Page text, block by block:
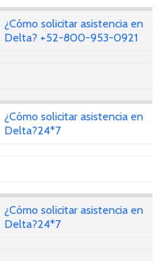
¿Cómo solicitar asistencia en
Delta? +52-800-953-0921
¿Cómo solicitar asistencia en
Delta?24*7
¿Cómo solicitar asistencia en
Delta?24*7